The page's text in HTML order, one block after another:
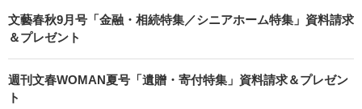
文藝春秋9月号「金融・相続特集／シニアホーム特集」資料請求
＆プレゼント
週刊文春WOMAN夏号「遺贈・寄付特集」資料請求＆プレゼン
ト